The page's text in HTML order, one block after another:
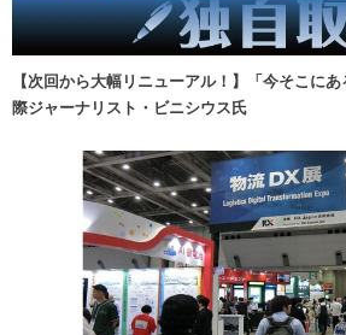
【次回から大幅リニューアル！】「今そこに
際ジャーナリスト・ビニシウス氏